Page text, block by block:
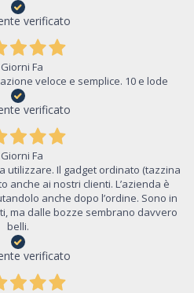
verificato
Fa
veloce e semplice. 10 e lode
verificato
Fa
utilizzare. Il gadget ordinato (tazzina
anche ai nostri clienti. L’azienda è
anche dopo l’ordine. Sono in
ma dalle bozze sembrano davvero
belli.
verificato